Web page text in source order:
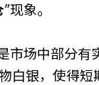
”现象。
市场中部分有
白银，使得短